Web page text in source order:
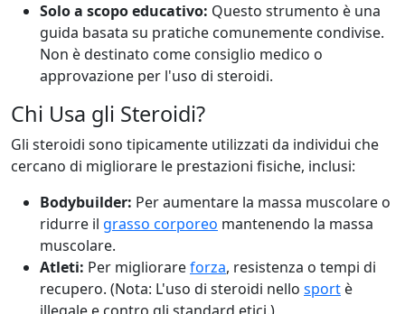
Solo a scopo educativo: Questo strumento è una
guida basata su pratiche comunemente condivise.
Non è destinato come consiglio medico o
approvazione per l'uso di steroidi.
Chi Usa gli Steroidi?
Gli steroidi sono tipicamente utilizzati da individui che
cercano di migliorare le prestazioni fisiche, inclusi:
Bodybuilder: Per aumentare la massa muscolare o
ridurre il grasso corporeo mantenendo la massa
muscolare.
Atleti: Per migliorareforza, resistenza o tempi di
recupero. (Nota: L'uso di steroidi nello sport è